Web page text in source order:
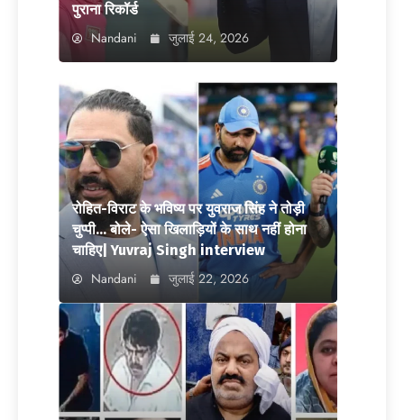
पुराना रिकॉर्ड
Nandani जुलाई 24, 2026
रोहित-विराट के भविष्य पर युवराज सिंह ने तोड़ी
चुप्पी… बोले- ऐसा खिलाड़ियों के साथ नहीं होना
चाहिए| Yuvraj Singh interview
Nandani जुलाई 22, 2026